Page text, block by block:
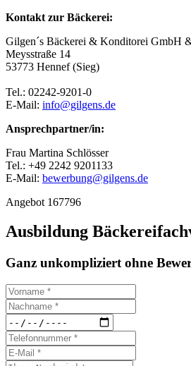
Kontakt zur Bäckerei:
Gilgen´s Bäckerei & Konditorei GmbH
Meysstraße 14
53773 Hennef (Sieg)
Tel.: 02242-9201-0
E-Mail: info@gilgens.de
Ansprechpartner/in:
Frau Martina Schlösser
Tel.: +49 2242 9201133
E-Mail: bewerbung@gilgens.de
Angebot 167796
Ausbildung
Ganz unkompliziert ohne